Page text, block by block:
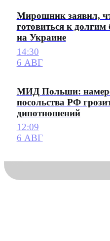
Мирошник заявил,
готовиться к
на Украине
14:30
6 АВГ
МИД Польши:
посольства РФ
дипотношений
12:09
6 АВГ